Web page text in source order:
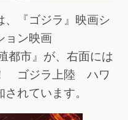
、『ゴジラ』映画シ
ョン映画
都市』が、右面には
ゴジラ上陸 ハワ
れています。